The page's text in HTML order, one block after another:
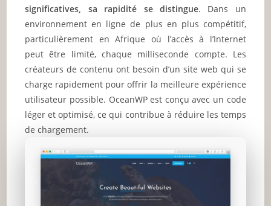
significatives, sa rapidité se distingue. Dans un
environnement en ligne de plus en plus compétitif,
particulièrement en Afrique où l’accès à l’Internet
peut être limité, chaque milliseconde compte. Les
créateurs de contenu ont besoin d’un site web qui se
charge rapidement pour offrir la meilleure expérience
utilisateur possible. OceanWP est conçu avec un code
léger et optimisé, ce qui contribue à réduire les temps
de chargement.